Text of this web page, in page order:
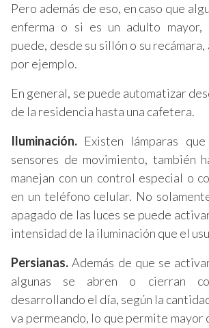
Pero además de eso, en caso que
enferma o si es un adulto mayor,
puede, desde su sillón o su
por ejemplo.
En general, se puede automatizar
de la residencia hasta una cafetera.
Iluminación. Existen lámparas
sensores de movimiento, también
manejan con un control especial o
en un teléfono celular. No
apagado de las luces se puede
intensidad de la iluminación que el
Persianas. Además de que se
algunas se abren o cierran
desarrollando el día, según la
va permeando, lo que permite mayor